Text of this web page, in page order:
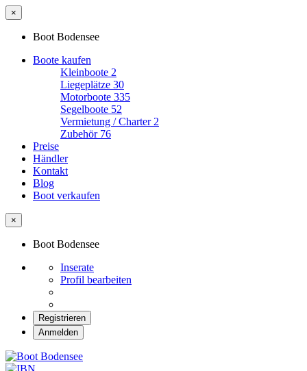
×
Boot Bodensee
Boote kaufen
Kleinboote 2
Liegeplätze 30
Motorboote 335
Segelboote 52
Vermietung / Charter 2
Zubehör 76
Preise
Händler
Kontakt
Blog
Boot verkaufen
×
Boot Bodensee
Inserate
Profil bearbeiten
Registrieren
Anmelden